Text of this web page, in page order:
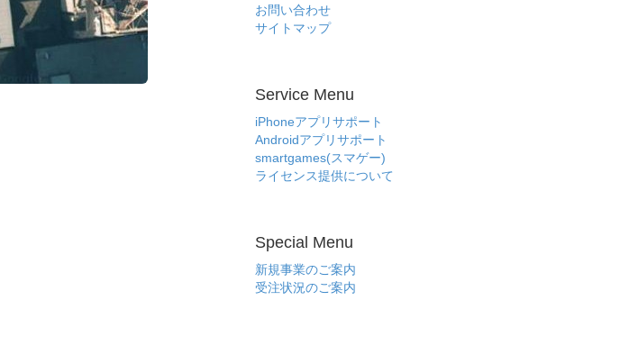
お問い合わせ
サイトマップ
Service Menu
iPhoneアプリサポート
Androidアプリサポート
smartgames(スマゲー)
ライセンス提供について
Special Menu
新規事業のご案内
受注状況のご案内